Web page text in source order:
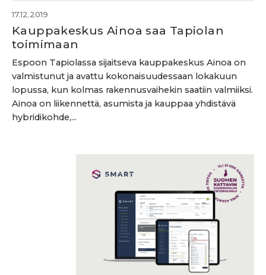
17.12.2019
Kauppakeskus Ainoa saa Tapiolan
toimimaan
Espoon Tapiolassa sijaitseva kauppakeskus Ainoa on
valmistunut ja avattu kokonaisuudessaan lokakuun
lopussa, kun kolmas rakennusvaihekin saatiin valmiiksi.
Ainoa on liikennettä, asumista ja kauppaa yhdistävä
hybridikohde,...